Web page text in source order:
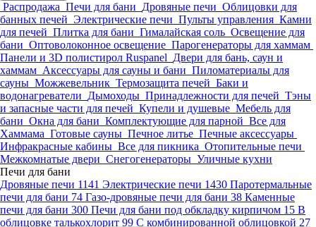
Распродажа Печи для бани Дровяные печи Облицовки для
банных печей Электрические печи Пульты управления Камни
для печей Плитка для бани Гималайская соль Освещение для
бани Оптоволоконное освещение Парогенераторы для хаммам
Панели и 3D полистирол Ruspanel Двери для бань, саун и
хаммам Аксессуары для сауны и бани Пиломатериалы для
сауны Можжевельник Термозащита печей Баки и
водонагреватели Дымоходы Принадлежности для печей Тэны
и запасные части для печей Купели и душевые Мебель для
бани Окна для бани Комплектующие для парной Все для
Хаммама Готовые сауны Печное литье Печные аксессуары
Инфракрасные кабины Все для пикника Отопительные печи
Межкомнатые двери Снегогенераторы Уличные кухни
Печи для бани
Дровяные печи 1141 Электрические печи 1430 Паротермальные
печи для бани 74 Газо-дровяные печи для бани 38 Каменные
печи для бани 300 Печи для бани под обкладку кирпичом 15 В
облицовке талькохлорит 99 С комбинированной облицовкой 27